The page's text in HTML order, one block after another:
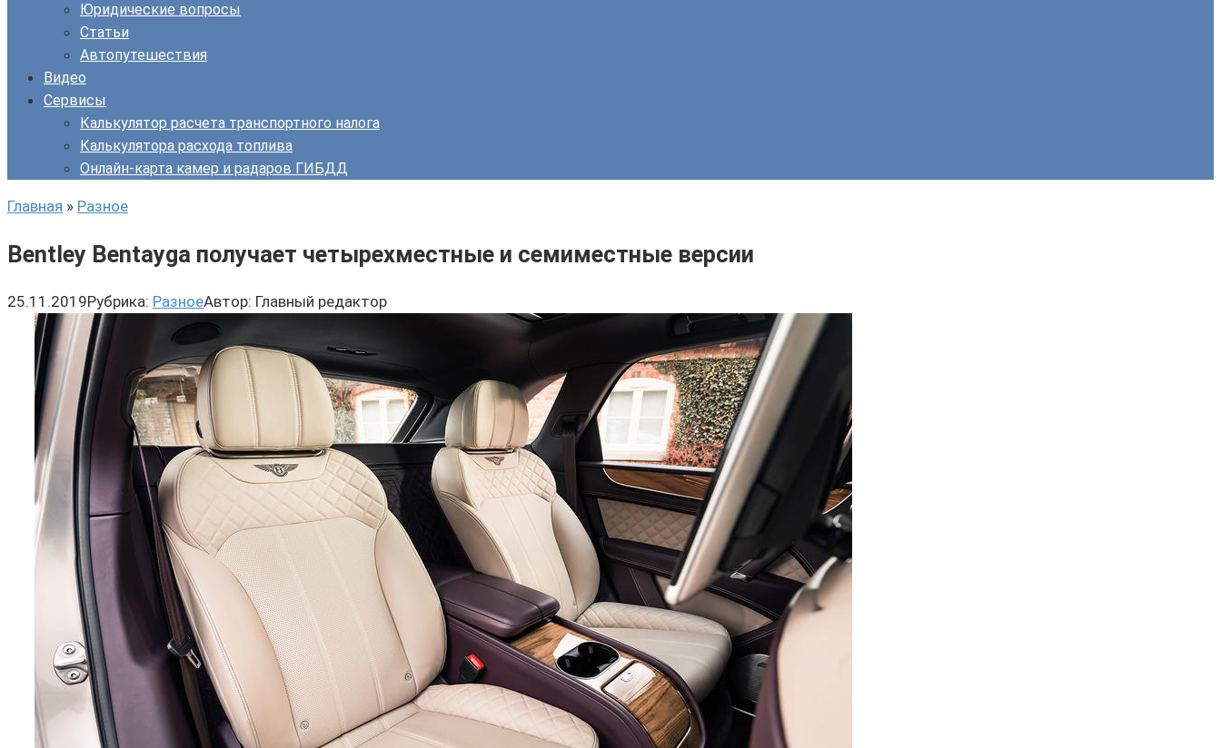
Юридические вопросы
Статьи
Автопутешествия
Видео
Сервисы
Калькулятор расчета транспортного налога
Калькулятора расхода топлива
Онлайн-карта камер и радаров ГИБДД
Главная » Разное
Bentley Bentayga получает четырехместные и семиместные версии
25.11.2019Рубрика: РазноеАвтор: Главный редактор